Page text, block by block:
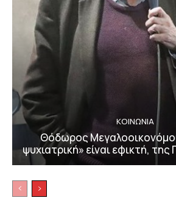
ΚΟΙΝΩΝΙΑ
Θόδωρος
ψυχιατρική» είναι εφικτή,